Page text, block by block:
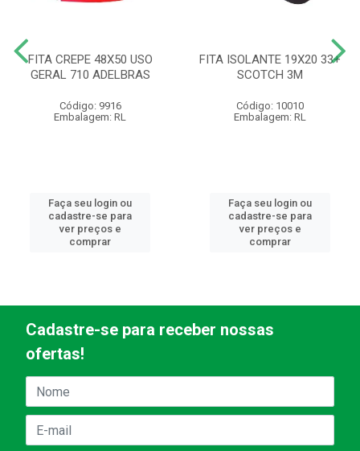
FITA CREPE 48X50 USO
GERAL 710 ADELBRAS
Código: 9916
Embalagem: RL
Faça seu login ou
cadastre-se para
ver preços e
comprar
FITA ISOLANTE 19X20 33+
SCOTCH 3M
Código: 10010
Embalagem: RL
Faça seu login ou
cadastre-se para
ver preços e
comprar
Cadastre-se para receber nossas
ofertas!